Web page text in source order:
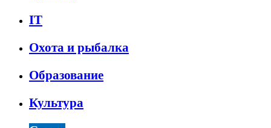
IT
Охота и рыбалка
Образование
Культура